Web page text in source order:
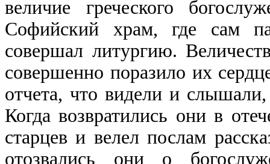
величие греческого
Софийский храм, где сам
совершал литургию.
совершенно поразило их
отчета, что видели и
Когда возвратились они в
старцев и велел послам
отозвались они о